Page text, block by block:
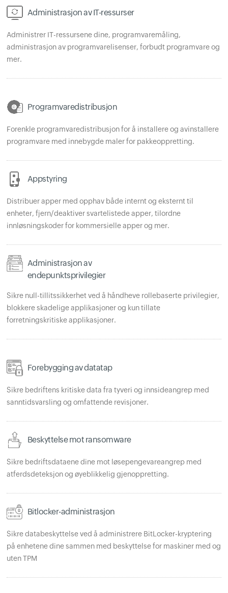
Administrasjon av IT-ressurser
Administrer IT-ressursene dine, programvaremåling,
administrasjon av programvarelisenser, forbudt programvare og
mer.
Programvaredistribusjon
Forenkle programvaredistribusjon for å installere og avinstallere
programvare med innebygde maler for pakkeoppretting.
Appstyring
Distribuer apper med opphav både internt og eksternt til
enheter, fjern/deaktiver svartelistede apper, tilordne
innløsningskoder for kommersielle apper og mer.
Administrasjon av
endepunktsprivilegier
Sikre null-tillitssikkerhet ved å håndheve rollebaserte privilegier,
blokkere skadelige applikasjoner og kun tillate
forretningskritiske applikasjoner.
Forebygging av datatap
Sikre bedriftens kritiske data fra tyveri og innsideangrep med
sanntidsvarsling og omfattende revisjoner.
Beskyttelse mot ransomware
Sikre bedriftsdataene dine mot løsepengevareangrep med
atferdsdeteksjon og øyeblikkelig gjenoppretting.
Bitlocker-administrasjon
Sikre databeskyttelse ved å administrere BitLocker-kryptering
på enhetene dine sammen med beskyttelse for maskiner med og
uten TPM